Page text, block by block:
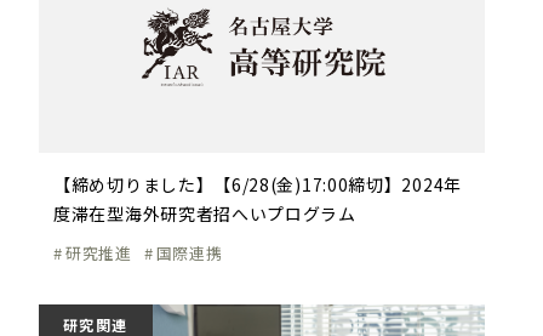
【締め切りました】【6/28(金)17:00締切】2024年
度滞在型海外研究者招へいプログラム
研究推進 国際連携
研究関連